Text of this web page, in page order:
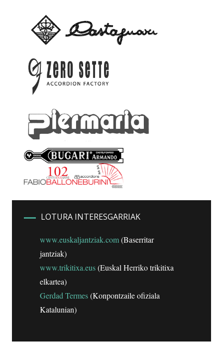
LOTURA INTERESGARRIAK
www.euskaljantziak.com(Baserritar
jantziak)
www.trikitixa.eus(Euskal Herriko trikitixa
elkartea)
Gerdad Termes(Konpontzaile ofiziala
Katalunian)